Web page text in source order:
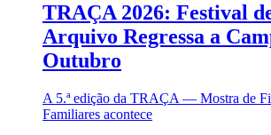
TRAÇA 2026: Festival
Arquivo Regressa a
Outubro
A 5.ª edição da TRAÇA — Mostra de
Familiares acontece